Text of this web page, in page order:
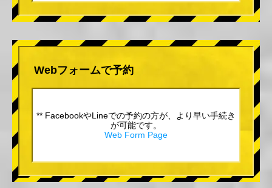
Webフォームで予約
** FacebookやLineでの予約の方が、より早い手続き
が可能です。
Web Form Page